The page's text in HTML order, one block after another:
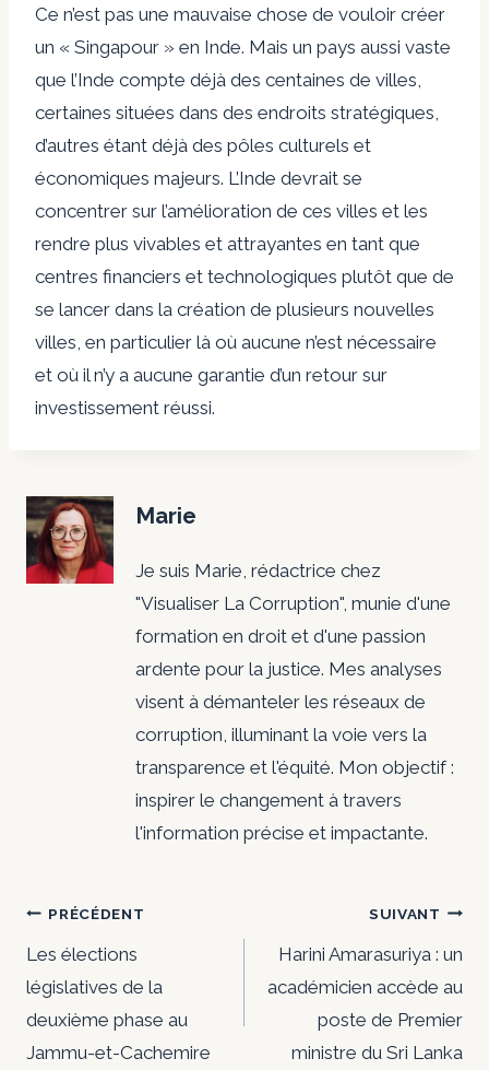
Ce n’est pas une mauvaise chose de vouloir créer
un « Singapour » en Inde. Mais un pays aussi vaste
que l’Inde compte déjà des centaines de villes,
certaines situées dans des endroits stratégiques,
d’autres étant déjà des pôles culturels et
économiques majeurs. L’Inde devrait se
concentrer sur l’amélioration de ces villes et les
rendre plus vivables et attrayantes en tant que
centres financiers et technologiques plutôt que de
se lancer dans la création de plusieurs nouvelles
villes, en particulier là où aucune n’est nécessaire
et où il n’y a aucune garantie d’un retour sur
investissement réussi.
Marie
Je suis Marie, rédactrice chez
"Visualiser La Corruption", munie d'une
formation en droit et d'une passion
ardente pour la justice. Mes analyses
visent à démanteler les réseaux de
corruption, illuminant la voie vers la
transparence et l'équité. Mon objectif :
inspirer le changement à travers
l'information précise et impactante.
Navigation
de
l’article
PRÉCÉDENT
Les élections
législatives de la
deuxième phase au
Jammu-et-Cachemire
SUIVANT
Harini Amarasuriya : un
académicien accède au
poste de Premier
ministre du Sri Lanka